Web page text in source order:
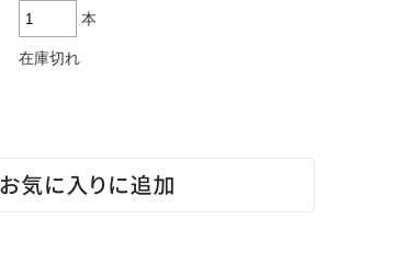
本
在庫切れ